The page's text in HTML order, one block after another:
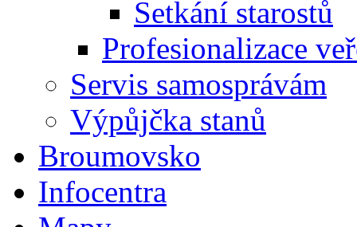
Setkání starostů
Profesionalizace
Servis samosprávám
Výpůjčka stanů
Broumovsko
Infocentra